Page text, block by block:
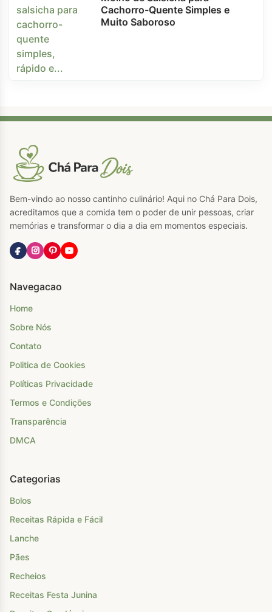
Cachorro-Quente Simples e
Muito Saboroso
Bem-vindo ao nosso cantinho culinário! Aqui no Chá Para Dois,
acreditamos que a comida tem o poder de unir pessoas, criar
memórias e transformar o dia a dia em momentos especiais.
Navegacao
Home
Sobre Nós
Contato
Politica de Cookies
Políticas Privacidade
Termos e Condições
Transparência
DMCA
Categorias
Bolos
Receitas Rápida e Fácil
Lanche
Pães
Recheios
Receitas Festa Junina